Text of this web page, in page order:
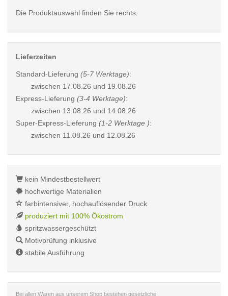
Die Produktauswahl finden Sie rechts.
Lieferzeiten
Standard-Lieferung (5-7 Werktage):
zwischen 17.08.26 und 19.08.26
Express-Lieferung (3-4 Werktage):
zwischen 13.08.26 und 14.08.26
Super-Express-Lieferung (1-2 Werktage ):
zwischen 11.08.26 und 12.08.26
kein Mindestbestellwert
hochwertige Materialien
farbintensiver, hochauflösender Druck
produziert mit 100% Ökostrom
spritzwassergeschützt
Motivprüfung inklusive
stabile Ausführung
Bei allen Waren aus unserem Shop bestehen gesetzliche